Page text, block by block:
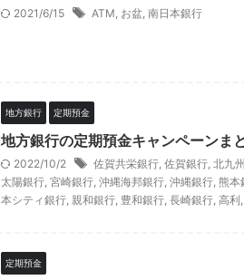
2021/6/15 ATM, お盆, 南日本銀行
地方銀行 定期預金
地方銀行の定期預金キャンペーンま
2022/10/2 佐賀共栄銀行, 佐賀銀行, 北九
太陽銀行, 宮崎銀行, 沖縄海邦銀行, 沖縄銀行, 熊本
本シティ銀行, 親和銀行, 豊和銀行, 長崎銀行, 高利,
定期預金